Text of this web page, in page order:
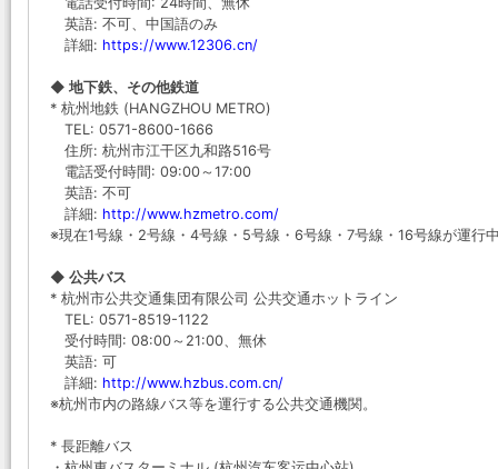
英語: 不可、中国語のみ
詳細: https://www.12306.cn/
◆ 地下鉄、その他鉄道
* 杭州地鉄 (HANGZHOU METRO)
TEL: 0571-8600-1666
住所: 杭州市江干区九和路516号
電話受付時間: 09:00～17:00
英語: 不可
詳細: http://www.hzmetro.com/
※現在1号線・2号線・4号線・5号線・6号線・7号線・16号線が運行
◆ 公共バス
* 杭州市公共交通集団有限公司 公共交通ホットライン
TEL: 0571-8519-1122
受付時間: 08:00～21:00、無休
英語: 可
詳細: http://www.hzbus.com.cn/
※杭州市内の路線バス等を運行する公共交通機関。
* 長距離バス